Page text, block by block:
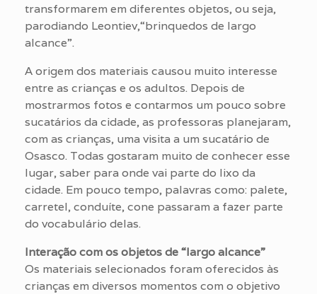
transformarem em diferentes objetos, ou seja,
parodiando Leontiev,“brinquedos de largo
alcance”.
A origem dos materiais causou muito interesse
entre as crianças e os adultos. Depois de
mostrarmos fotos e contarmos um pouco sobre
sucatários da cidade, as professoras planejaram,
com as crianças, uma visita a um sucatário de
Osasco. Todas gostaram muito de conhecer esse
lugar, saber para onde vai parte do lixo da
cidade. Em pouco tempo, palavras como: palete,
carretel, conduíte, cone passaram a fazer parte
do vocabulário delas.
Interação com os objetos de “largo alcance”
Os materiais selecionados foram oferecidos às
crianças em diversos momentos com o objetivo